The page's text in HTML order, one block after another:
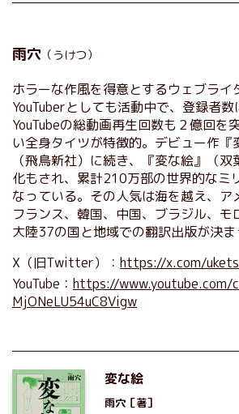
雨穴 （うけつ）
ホラーな作風を得意とするウェブライ
YouTuberとしても活動中で、登録者数
YouTubeの総動画再生回数も２億回を
い全身タイツが特徴的。デビュー作『
（飛鳥新社）に続き、『変な絵』（
化もされ、累計210万部の世界的なミ
なっている。その人気は海を越え、ア
フランス、韓国、中国、ブラジル、モ
大陸37の国と地域での翻訳出版が決ま
X（旧Twitter）： https://x.com/
YouTube： https://www.youtube.com/
MjONeLU54uC8Vigw
変な絵
雨穴 ［著］